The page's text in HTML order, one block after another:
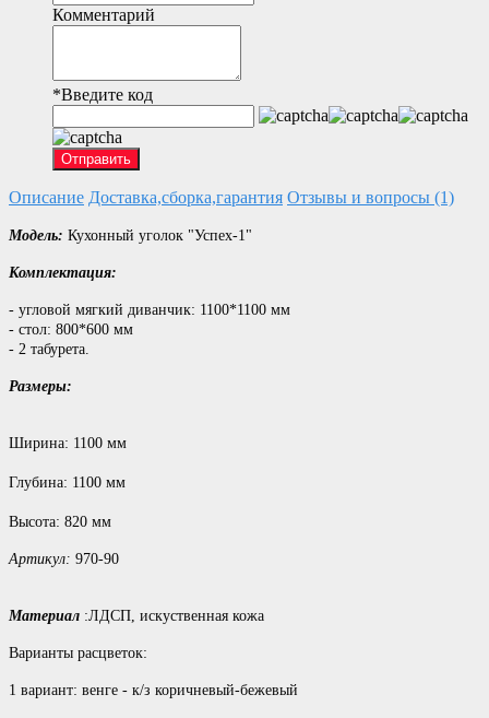
Комментарий
*Введите код
Отправить
Описание Доставка,сборка,гарантия Отзывы и вопросы (1)
Модель: Кухонный уголок "Успех-1"
Комплектация:
- угловой мягкий диванчик: 1100*1100 мм
- стол: 800*600 мм
- 2 табурета.
Размеры:
Ширина: 1100 мм
Глубина: 1100 мм
Высота: 820 мм
Артикул: 970-90
Материал :ЛДСП, искуственная кожа
Варианты расцветок:
1 вариант: венге - к/з коричневый-бежевый